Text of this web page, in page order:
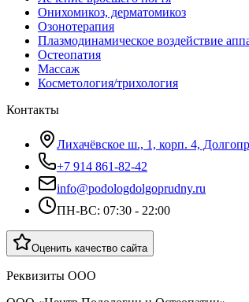
Онихомикоз, дерматомикоз
Озонотерапия
Плазмодинамическое воздействие
Остеопатия
Массаж
Косметология/трихология
Контакты
Лихачёвское ш., 1, корп. 4,
+7 914 861-82-42
info@podologdolgoprudny.ru
ПН-ВС: 07:30 - 22:00
Оценить качество сайта
Реквизиты ООО